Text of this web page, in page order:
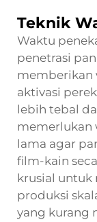
Teknik
Waktu
penetrasi
memberikan
aktivasi
lebih tebal
memerlukan
lama agar
film-kain
krusial untuk
produksi
yang kurang